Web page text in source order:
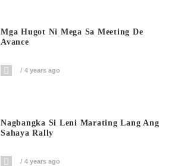
Mga Hugot Ni Mega Sa Meeting De
Avance
4 years ago
Nagbangka Si Leni Marating Lang Ang
Sahaya Rally
4 years ago